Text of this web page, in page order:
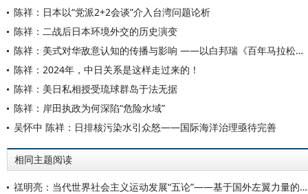
陈祥：日本以“党派2+2会谈”介入台湾问题论析
陈祥：二战后日本环境外交的历史演变
陈祥：美式对华敌意认知的传播与影响 ——以白邦瑞《百年马拉松》在日译介为例
陈祥：2024年，中日关系是这样走过来的！
陈祥：美日私相授受琉球群岛于法无据
陈祥：岸田执政为何深陷“危险水域”
吴怀中 陈祥：日排核污染水引众怒——国际海洋治理亟待完善
相同主题阅读
禚明亮：当代世界社会主义运动发展“五论”——基于国外左翼力量的分析